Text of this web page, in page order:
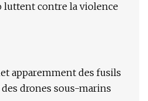
luttent contre la violence
apparemment des fusils
drones sous-marins